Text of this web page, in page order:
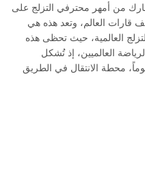
في الجولتين أكثر من 500 مشارك من أمهر محترفي التزلج على
دولة من مختلف قارات العالم، وتعد هذه هي
العالمية، حيث تحظى هذه
العالميين، إذ تُشكل
هاتين الجولتين، على مدار 11 يوماً، محطة الانتقال في الطريق